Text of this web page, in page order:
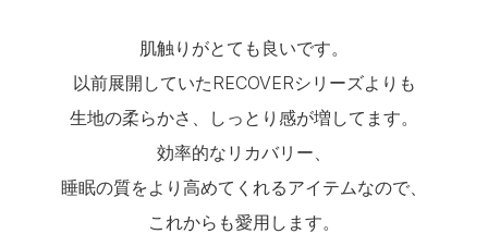
肌触りがとても良いです。
以前展開していたRECOVERシリーズよりも
生地の柔らかさ、しっとり感が増してます。
効率的なリカバリー、
睡眠の質をより高めてくれるアイテムなので、
これからも愛用します。